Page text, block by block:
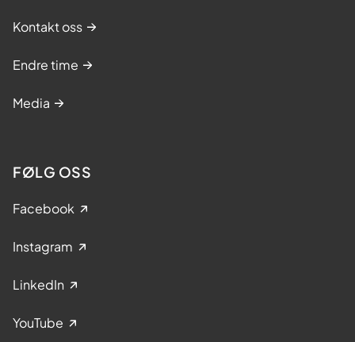
Kontakt oss
Endre time
Media
FØLG OSS
Facebook
Instagram
LinkedIn
YouTube